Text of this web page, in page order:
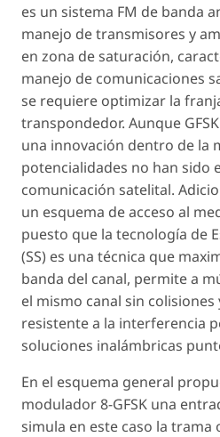
es un sistema FM de banda
manejo de transmisores y
en zona de saturación,
manejo de comunicaciones
se requiere optimizar la
transpondedor. Aunque
una innovación dentro de la
potencialidades no han sido
comunicación satelital.
un esquema de acceso al
puesto que la tecnología de
(SS) es una técnica que
banda del canal, permite a
el mismo canal sin
resistente a la interferencia
soluciones inalámbricas
En el esquema general
modulador 8-GFSK una
simula en este caso la